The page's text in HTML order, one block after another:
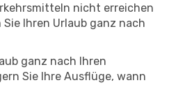
nicht erreichen
Ihren Urlaub ganz nach
ganz nach Ihren
Sie Ihre Ausflüge, wann